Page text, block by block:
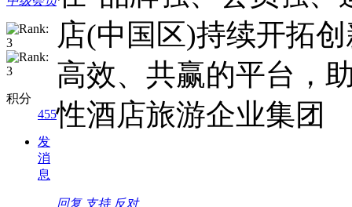
积分
455
发
消
息
店(中国区)持续开拓
高效、共赢的平台，
性酒店旅游企业集团
回复 支持 反对